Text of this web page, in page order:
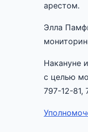
арестом.
Элла
Накануне
с целью
797-12-81,